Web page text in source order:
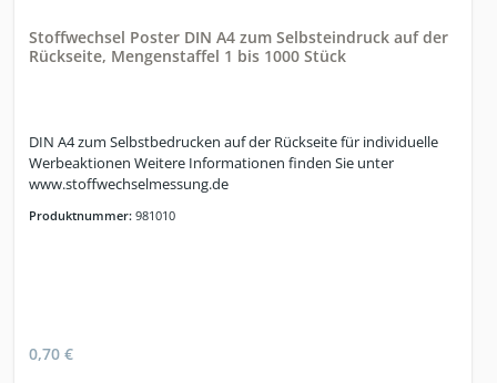
Stoffwechsel Poster DIN A4 zum Selbsteindruck auf der
Rückseite, Mengenstaffel 1 bis 1000 Stück
DIN A4 zum Selbstbedrucken auf der Rückseite für individuelle
Werbeaktionen Weitere Informationen finden Sie unter
www.stoffwechselmessung.de
Produktnummer: 981010
0,70 €